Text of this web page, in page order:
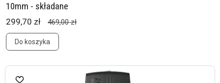
10mm - składane
299,70 zł 469,00 zł
Do koszyka